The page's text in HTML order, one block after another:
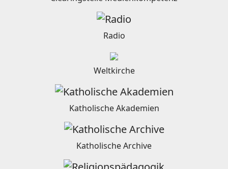
Radio
Weltkirche
Katholische Akademien
Katholische Archive